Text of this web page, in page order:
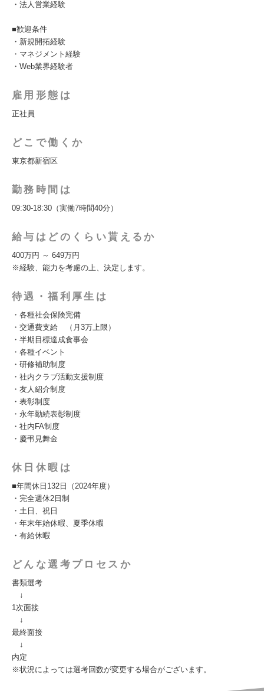
・法人営業経験
■歓迎条件
・新規開拓経験
・マネジメント経験
・Web業界経験者
雇用形態は
正社員
どこで働くか
東京都新宿区
勤務時間は
09:30-18:30（実働7時間40分）
給与はどのくらい貰えるか
400万円 ～ 649万円
※経験、能力を考慮の上、決定します。
待遇・福利厚生は
・各種社会保険完備
・交通費支給 （月3万上限）
・半期目標達成食事会
・各種イベント
・研修補助制度
・社内クラブ活動支援制度
・友人紹介制度
・表彰制度
・永年勤続表彰制度
・社内FA制度
・慶弔見舞金
休日休暇は
■年間休日132日（2024年度）
・完全週休2日制
・土日、祝日
・年末年始休暇、夏季休暇
・有給休暇
どんな選考プロセスか
書類選考
↓
1次面接
↓
最終面接
↓
内定
※状況によっては選考回数が変更する場合がございます。